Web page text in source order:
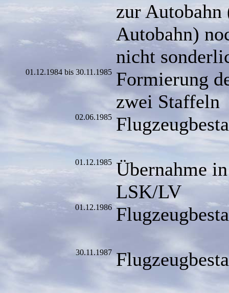
zur Autobahn
Autobahn)
nicht
01.12.1984 bis 30.11.1985 Formierung
zwei Staffeln
02.06.1985
24
01.12.1985 Übernahme
LSK/LV
01.12.1986
24
30.11.1987
23